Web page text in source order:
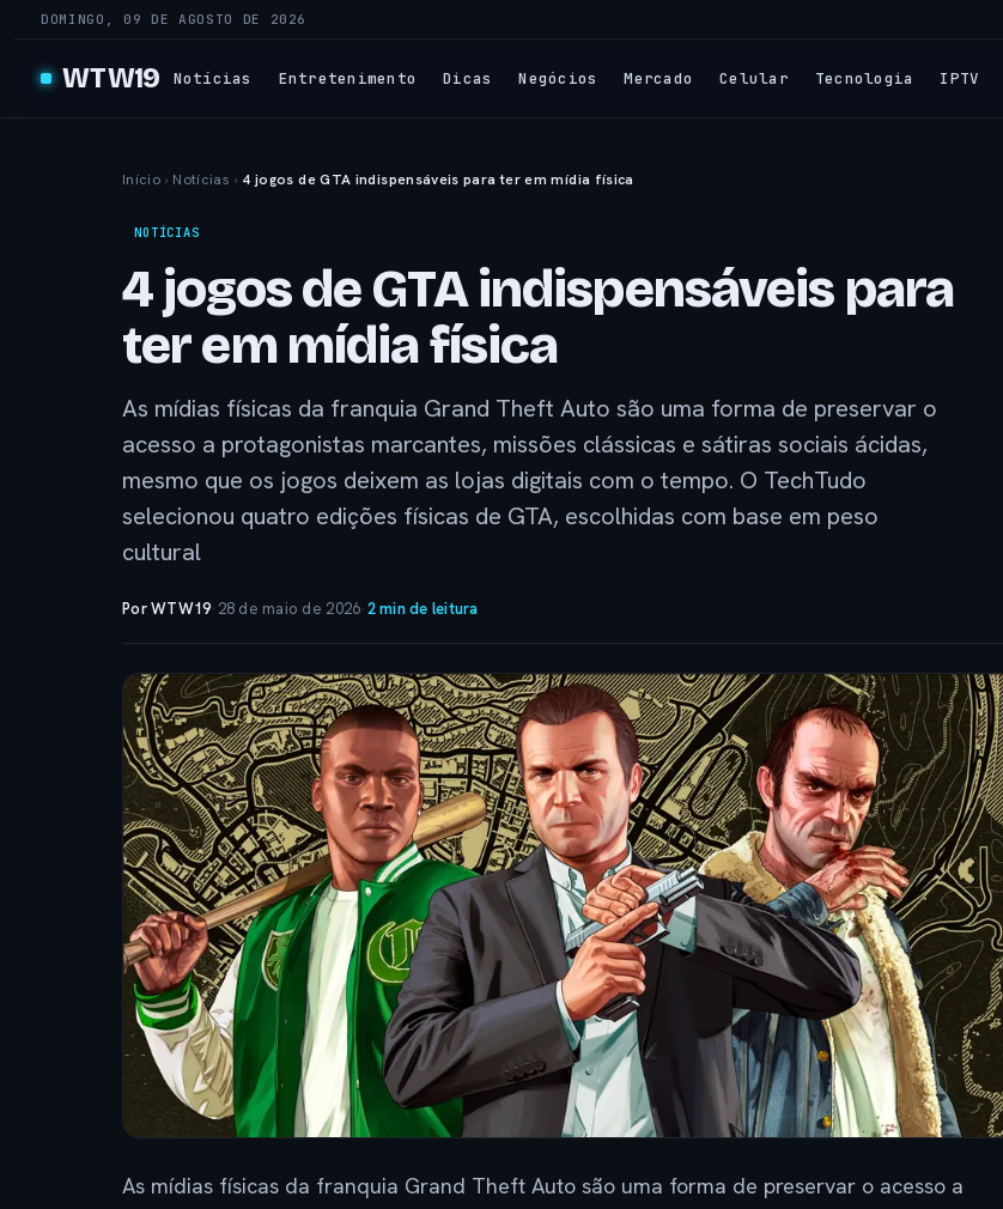
DOMINGO, 09 DE AGOSTO DE 2026
WTW19 Notícias Entretenimento Dicas Negócios Mercado Celular Tecnologia IPTV
Início › Notícias › 4 jogos de GTA indispensáveis para ter em mídia física
NOTÍCIAS
4 jogos de GTA indispensáveis para
ter em mídia física
As mídias físicas da franquia Grand Theft Auto são uma forma de preservar o
acesso a protagonistas marcantes, missões clássicas e sátiras sociais ácidas,
mesmo que os jogos deixem as lojas digitais com o tempo. O TechTudo
selecionou quatro edições físicas de GTA, escolhidas com base em peso
cultural
Por WTW19· 28 de maio de 2026·2 min de leitura
As mídias físicas da franquia Grand Theft Auto são uma forma de preservar o acesso a